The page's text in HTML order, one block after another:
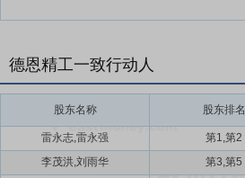
德恩精工一致行动人
股东名称 股东排名
雷永志,雷永强 第1,第2
李茂洪,刘雨华
第3,第5